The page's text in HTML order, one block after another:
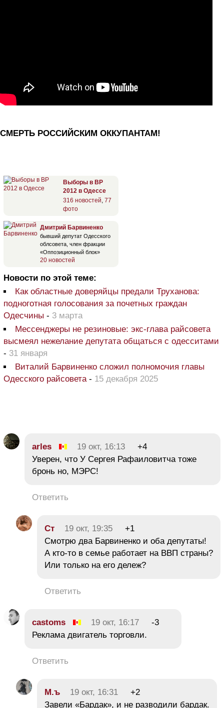
СМЕРТЬ РОССИЙСКИМ ОККУПАНТАМ!
Выборы в ВР
2012 в Одессе
316 новостей, 77
фото
Дмитрий Барвиненко
бывший депутат Одесского
облсовета, член фракции
«Оппозиционный блок»
20 новостей
Новости по этой теме:
Как областные доверяйцы предали Труханова:
подноготная голосования за почетных граждан
Одесчины - 3 марта
Мессенджеры не резиновые: экс-глава райсовета
высмеял нежелание депутата общаться с одесситами
- 31 января
Виталий Барвиненко сложил полномочия главы
Одесского райсовета - 15 декабря 2025
arles 19 окт, 16:13
+4
Уверен, что У Сергея Рафаиловитча тоже
бронь но, МЭРС!
Ответить
Ст 19 окт, 19:35
+1
Смотрю два Барвиненко и оба депутаты!
А кто-то в семье работает на ВВП страны?
Или только на его дележ?
Ответить
castoms 19 окт, 16:17
-3
Реклама двигатель торговли.
Ответить
М.ъ 19 окт, 16:31
+2
Завели «Бардак», и не разводили бардак.